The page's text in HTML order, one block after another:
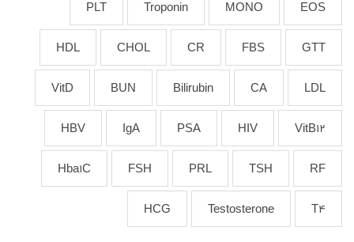
EOS
MONO
Troponin
PLT
GTT
FBS
CR
CHOL
HDL
LDL
CA
Bilirubin
BUN
VitD
VitB12
HIV
PSA
IgA
HBV
RF
TSH
PRL
FSH
Hba1C
T4
Testosterone
HCG